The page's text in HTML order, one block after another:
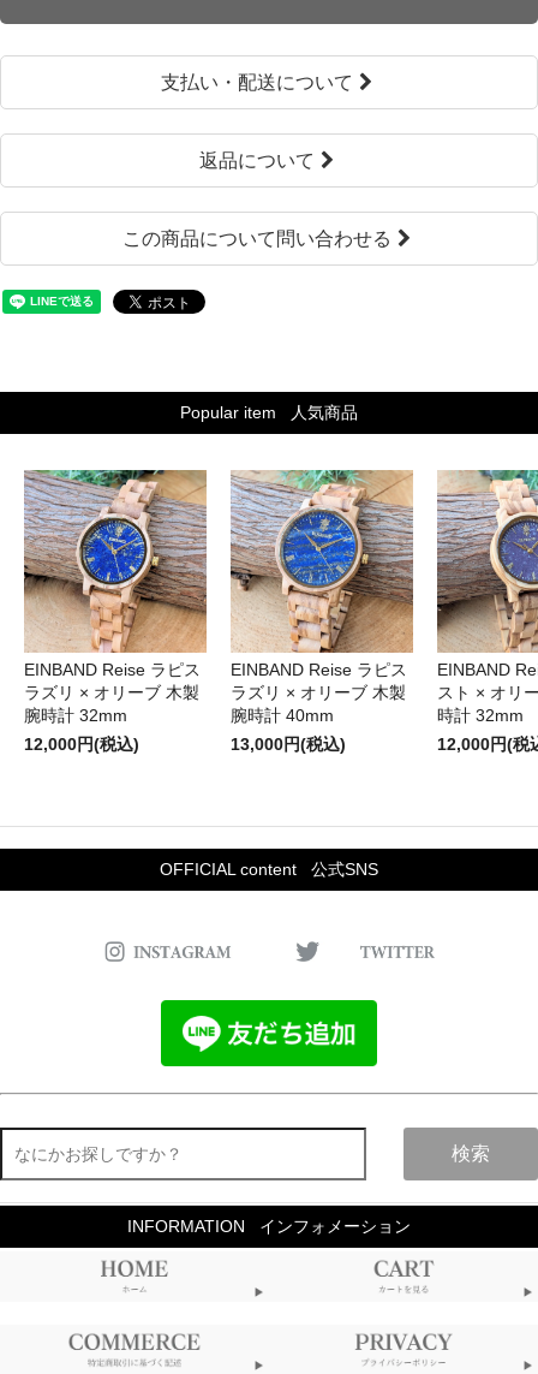
支払い・配送について
返品について
この商品について問い合わせる
Popular item 人気商品
EINBAND Reise ラピス
ラズリ × オリーブ 木製
腕時計 32mm
12,000円(税込)
EINBAND Reise ラピス
ラズリ × オリーブ 木製
腕時計 40mm
13,000円(税込)
EINBAND
スト × オリ
時計 32mm
12,000円(税
OFFICIAL content 公式SNS
検索
INFORMATION インフォメーション